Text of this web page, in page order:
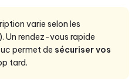
varie selon les
Un rendez-vous rapide
permet de sécuriser vos
tard.